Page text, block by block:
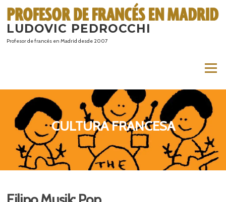
contenido
LUDOVIC PEDROCCHI
Profesor de francés en Madrid desde 2007
Menú
CULTURA FRANCESA